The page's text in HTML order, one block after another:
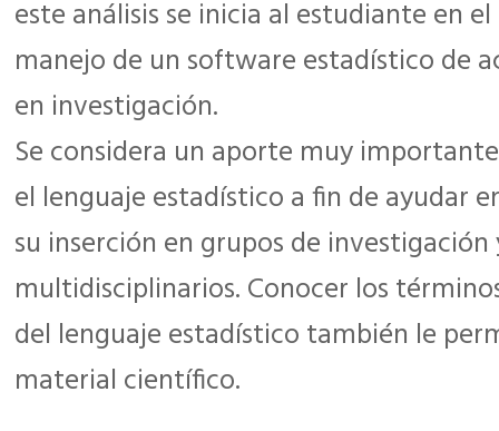
este análisis se inicia al estudiante en el
manejo de un software estadístico de
en investigación.
Se considera un aporte muy
el lenguaje estadístico a fin de ayudar
su inserción en grupos de
multidisciplinarios. Conocer los
del lenguaje estadístico también le
material científico.